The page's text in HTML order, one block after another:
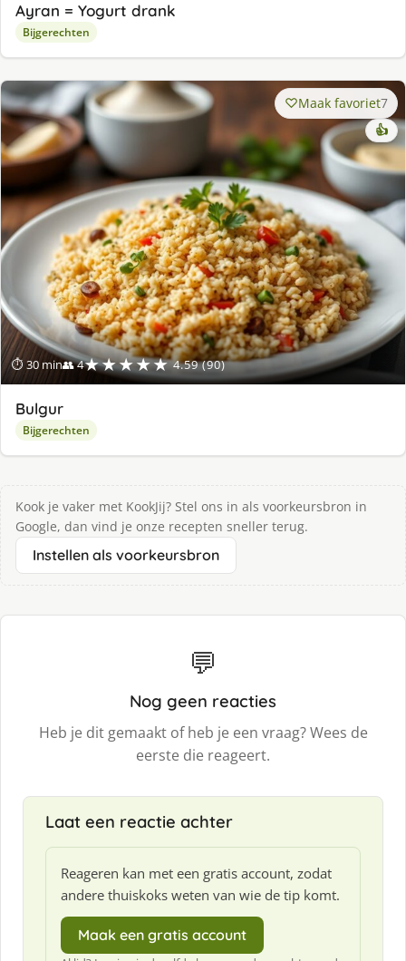
Ayran = Yogurt drank
Bijgerechten
⏱ 30 min👥 4★★★★★ 4.59 (90)
Maak favoriet7
👍
Bulgur
Bijgerechten
Kook je vaker met KookJij? Stel ons in als voorkeursbron in
Google, dan vind je onze recepten sneller terug.
Instellen als voorkeursbron
💬
Nog geen reacties
Heb je dit gemaakt of heb je een vraag? Wees de
eerste die reageert.
Laat een reactie achter
Reageren kan met een gratis account, zodat
andere thuiskoks weten van wie de tip komt.
Maak een gratis account